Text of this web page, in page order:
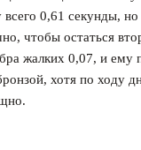
0,61 секунды, но
чтобы остаться
жалких 0,07, и ему
хотя по ходу